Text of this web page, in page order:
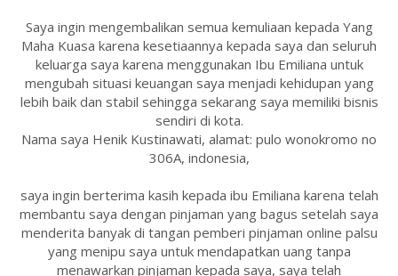
Saya ingin mengembalikan semua kemuliaan kepada Yang
Maha Kuasa karena kesetiaannya kepada saya dan seluruh
keluarga saya karena menggunakan Ibu Emiliana untuk
mengubah situasi keuangan saya menjadi kehidupan yang
lebih baik dan stabil sehingga sekarang saya memiliki bisnis
sendiri di kota.
Nama saya Henik Kustinawati, alamat: pulo wonokromo no
306A, indonesia,
saya ingin berterima kasih kepada ibu Emiliana karena telah
membantu saya dengan pinjaman yang bagus setelah saya
menderita banyak di tangan pemberi pinjaman online palsu
yang menipu saya untuk mendapatkan uang tanpa
menawarkan pinjaman kepada saya, saya telah